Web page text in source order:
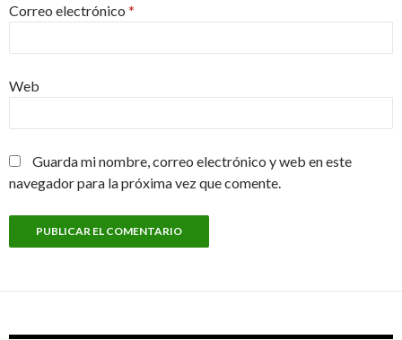
Correo electrónico *
Web
Guarda mi nombre, correo electrónico y web en este
navegador para la próxima vez que comente.